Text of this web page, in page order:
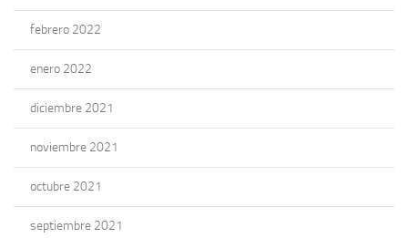
febrero 2022
enero 2022
diciembre 2021
noviembre 2021
octubre 2021
septiembre 2021